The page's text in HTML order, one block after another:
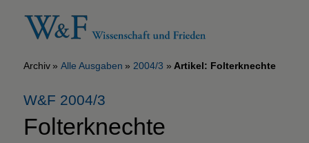
Archiv Alle Ausgaben 2004/3 Artikel: Folterknechte
W&F 2004/3
Folterknechte